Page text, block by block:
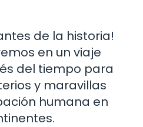
de la historia!
en un viaje
del tiempo para
y maravillas
humana en